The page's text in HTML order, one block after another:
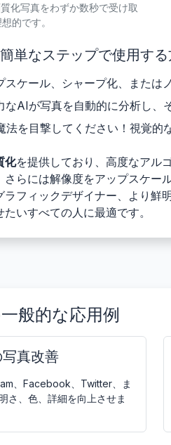
化写真をわずか数秒で受け取
的です。
単なステップで使用す
ケール、シャープ化、または
なAIが写真を自動的に分析し、
法を目撃してください！視覚的
化を提供しており、高度なアル
らには解像度をアップスケー
フィックデザイナー、より
いすべての人に最適です。
般的な応用例
真改善
、Facebook、Twitter、ま
さ、色、詳細を向上させま